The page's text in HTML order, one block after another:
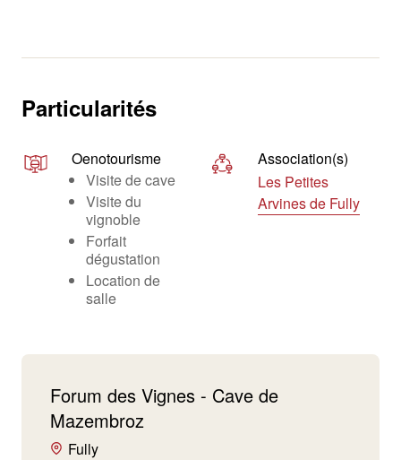
Particularités
Oenotourisme
Visite de cave
Visite du
vignoble
Forfait
dégustation
Location de
salle
Association(s)
Les Petites
Arvines de Fully
Forum des Vignes - Cave de
Mazembroz
Fully